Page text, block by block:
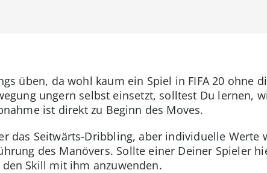
üben, da wohl kaum ein Spiel in FIFA 20 ohne
ungern selbst einsetzt, solltest Du lernen,
ist direkt zu Beginn des Moves.
das Seitwärts-Dribbling, aber individuelle Werte
des Manövers. Sollte einer Deiner Spieler
Skill mit ihm anzuwenden.